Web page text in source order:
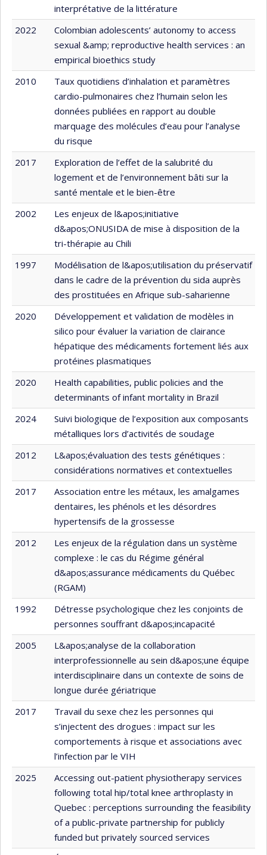
interprétative de la littérature
2022
Colombian adolescents’ autonomy to access
sexual &amp; reproductive health services : an
empirical bioethics study
2010
Taux quotidiens d’inhalation et paramètres
cardio-pulmonaires chez l’humain selon les
données publiées en rapport au double
marquage des molécules d’eau pour l’analyse
du risque
2017
Exploration de l’effet de la salubrité du
logement et de l’environnement bâti sur la
santé mentale et le bien-être
2002
Les enjeux de l&apos;initiative
d&apos;ONUSIDA de mise à disposition de la
tri-thérapie au Chili
1997
Modélisation de l&apos;utilisation du préservatif
dans le cadre de la prévention du sida auprès
des prostituées en Afrique sub-saharienne
2020
Développement et validation de modèles in
silico pour évaluer la variation de clairance
hépatique des médicaments fortement liés aux
protéines plasmatiques
2020
Health capabilities, public policies and the
determinants of infant mortality in Brazil
2024
Suivi biologique de l’exposition aux composants
métalliques lors d’activités de soudage
2012
L&apos;évaluation des tests génétiques :
considérations normatives et contextuelles
2017
Association entre les métaux, les amalgames
dentaires, les phénols et les désordres
hypertensifs de la grossesse
2012
Les enjeux de la régulation dans un système
complexe : le cas du Régime général
d&apos;assurance médicaments du Québec
(RGAM)
1992
Détresse psychologique chez les conjoints de
personnes souffrant d&apos;incapacité
2005
L&apos;analyse de la collaboration
interprofessionnelle au sein d&apos;une équipe
interdisciplinaire dans un contexte de soins de
longue durée gériatrique
2017
Travail du sexe chez les personnes qui
s’injectent des drogues : impact sur les
comportements à risque et associations avec
l’infection par le VIH
2025
Accessing out-patient physiotherapy services
following total hip/total knee arthroplasty in
Quebec : perceptions surrounding the feasibility
of a public-private partnership for publicly
funded but privately sourced services